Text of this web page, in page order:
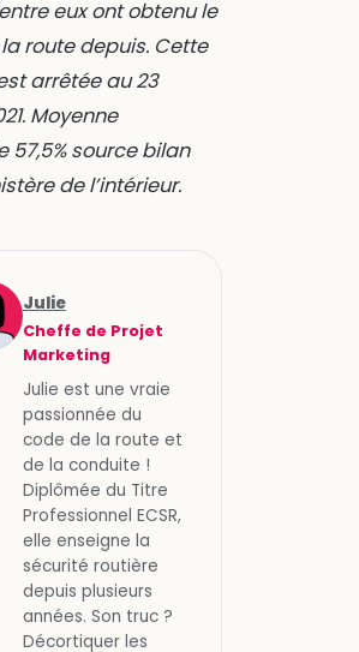
eux ont obtenu le
route depuis. Cette
arrêtée au 23
Moyenne
57,5% source bilan
de l’intérieur.
Julie
Cheffe de Projet
Marketing
Julie est une vraie
passionnée du
code de la route et
de la conduite !
Diplômée du Titre
Professionnel ECSR,
elle enseigne la
sécurité routière
depuis plusieurs
années. Son truc ?
Décortiquer les